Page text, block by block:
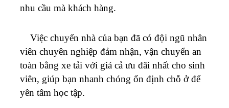
nhu cầu mà khách hàng.
Việc chuyển nhà của bạn đã có đội ngũ nhân
viên chuyên nghiệp đảm nhận, vận chuyển an
toàn bằng xe tải với giá cả ưu đãi nhất cho sinh
viên, giúp bạn nhanh chóng ổn định chỗ ở để
yên tâm học tập.